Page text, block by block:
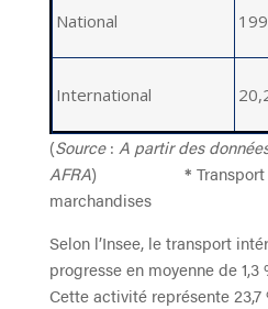
National
International
(Source: A partir des
AFRA) *
marchandises
Selon l’Insee, le transport
progresse en moyenne de 1,3
Cette activité représente